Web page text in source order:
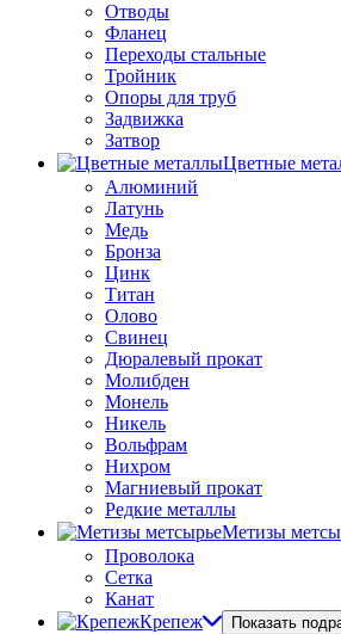
Отводы
Фланец
Переходы стальные
Тройник
Опоры для труб
Задвижка
Затвор
Цветные
Алюминий
Латунь
Медь
Бронза
Цинк
Титан
Олово
Свинец
Дюралевый прокат
Молибден
Монель
Никель
Вольфрам
Нихром
Магниевый прокат
Редкие металлы
Метизы
Проволока
Сетка
Канат
Крепеж
Показать